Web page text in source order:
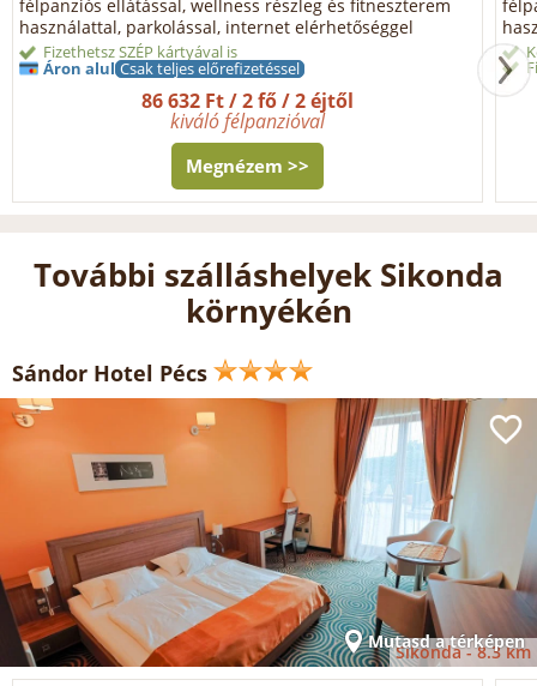
félpanziós ellátással, wellness részleg és fitneszterem
használattal, parkolással, internet elérhetőséggel
Fizethetsz SZÉP kártyával is
Áron alul Csak teljes előrefizetéssel
86 632 Ft / 2 fő / 2 éjtől
kiváló félpanzióval
Megnézem >>
További szálláshelyek Sikonda
környékén
Sándor Hotel Pécs
Mutasd a térképen
Sikonda -8.3 km